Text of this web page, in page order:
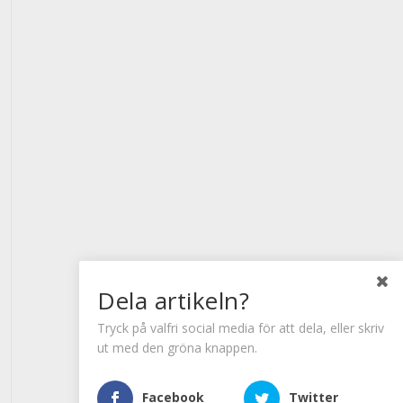
Dela artikeln?
Tryck på valfri social media för att dela, eller skriv
ut med den gröna knappen.
Facebook Twitter